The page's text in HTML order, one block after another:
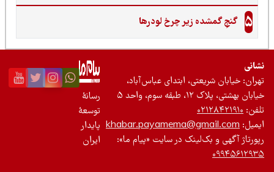
گنجِ گمشده زیر چرخ لودرها
خیابان شریعتی، ابتدای عباس‌آباد،
بهشتی، پلاک ۱۲، طبقه سوم، واحد ۵
۰۲۱۲۸۴۲۱۹۱۰
khabar.payamema@gmail.com
آگهی و بک‌لینک در سایت «پیام ما»:
رسانۀ
توسعۀ
پایدار
ایران